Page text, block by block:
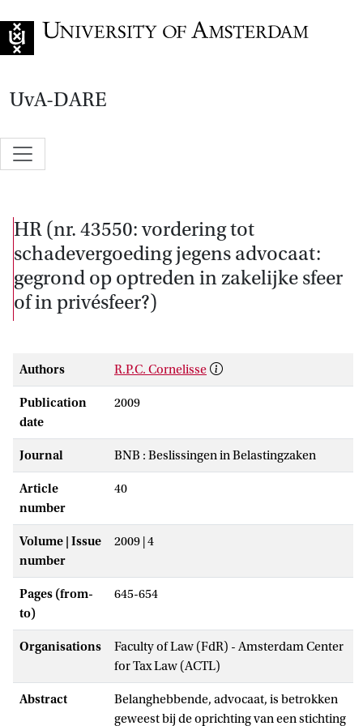
UvA-DARE
HR (nr. 43550: vordering tot
schadevergoeding jegens advocaat:
gegrond op optreden in zakelijke sfeer
of in privésfeer?)
Authors R.P.C. Cornelisse
Publication
date
2009
Journal BNB : Beslissingen in Belastingzaken
Article
number
40
Volume | Issue
number
2009 | 4
Pages (from-
to)
645-654
Organisations
Faculty of Law (FdR) - Amsterdam Center
for Tax Law (ACTL)
Abstract
Belanghebbende, advocaat, is betrokken
geweest bij de oprichting van een stichting